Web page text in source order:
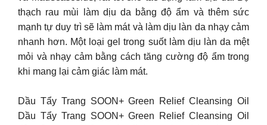
thạch rau mùi làm dịu da bằng độ ẩm và thêm sức
mạnh tự duy trì sẽ làm mát và làm dịu làn da nhạy cảm
nhanh hơn. Một loại gel trong suốt làm dịu làn da mệt
mỏi và nhạy cảm bằng cách tăng cường độ ẩm trong
khi mang lại cảm giác làm mát.
Dầu Tẩy Trang SOON+ Green Relief Cleansing Oil
Dầu Tẩy Trang SOON+ Green Relief Cleansing Oil